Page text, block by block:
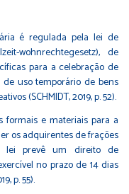
é regulada pela lei de
wohnrechtegesetz), de
para a celebração de
uso temporário de bens
(SCHMIDT, 2019, p. 52).
e materiais para a
os adquirentes de frações
lei prevê um direito de
no prazo de 14 dias
p. 55).